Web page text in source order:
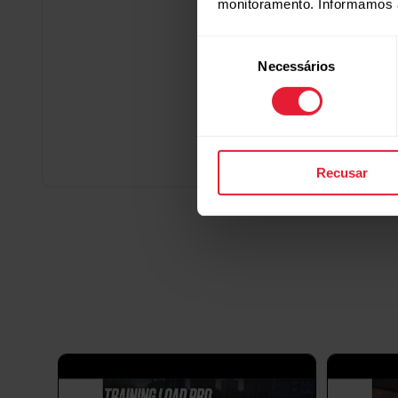
monitoramento.
consentimento
Necessários
Recusar